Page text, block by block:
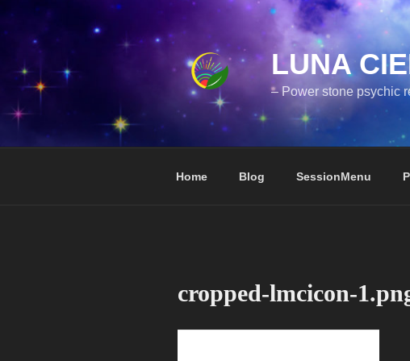
ン
キ
LUNA
– Power stone psychic
Home Blog SessionMenu
cropped-lmcicon-